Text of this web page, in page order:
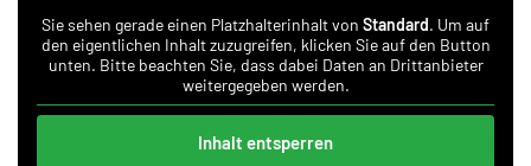
Sie sehen gerade einen Platzhalterinhalt von Standard. Um auf
den eigentlichen Inhalt zuzugreifen, klicken Sie auf den Button
unten. Bitte beachten Sie, dass dabei Daten an Drittanbieter
weitergegeben werden.
Inhalt entsperren